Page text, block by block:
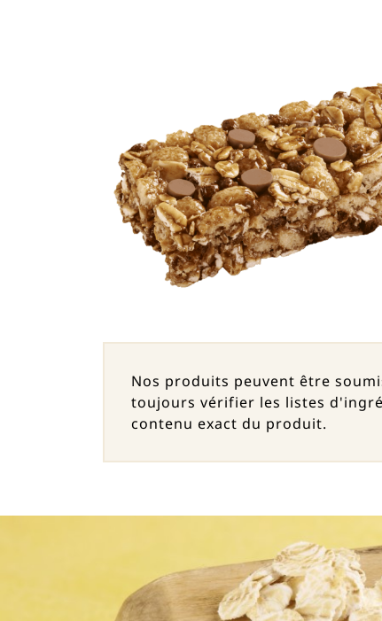
Nos produits peuvent être
toujours vérifier les listes
contenu exact du produit.